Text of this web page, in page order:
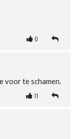
0
voor te schamen.
11